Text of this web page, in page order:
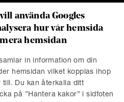
Malmö
Göteborg
använda Googles
hur vår hemsida
hemsidan
in information om din
hemsidan vilket kopplas ihop
till. Du kan återkalla ditt
på ”Hantera kakor” i sidfoten